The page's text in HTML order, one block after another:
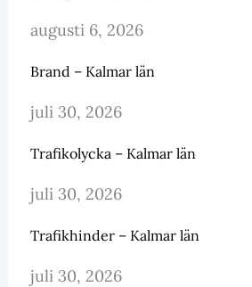
augusti 6, 2026
Brand – Kalmar län
juli 30, 2026
Trafikolycka – Kalmar län
juli 30, 2026
Trafikhinder – Kalmar län
juli 30, 2026